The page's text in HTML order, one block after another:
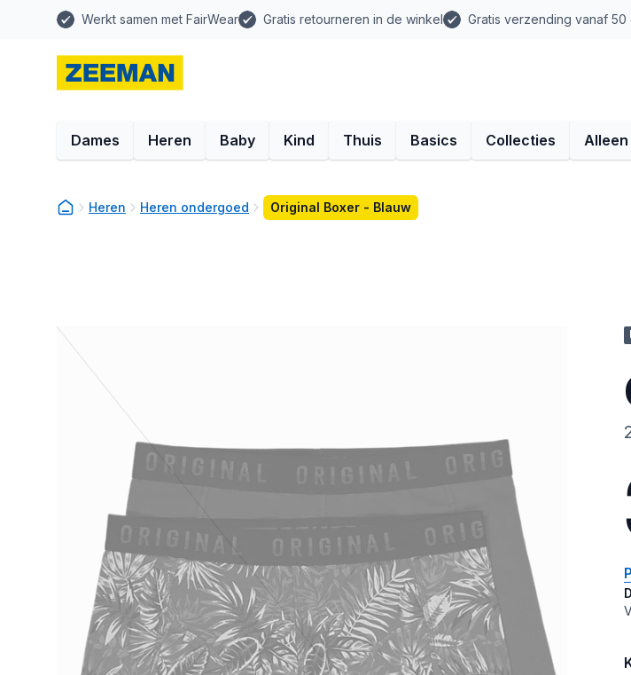
Werkt samen met FairWear Gratis retourneren in de winkel Gratis verzending vanaf 50
Dames Heren Baby Kind Thuis Basics Collecties Alleen
Heren Heren ondergoed Original Boxer - Blauw